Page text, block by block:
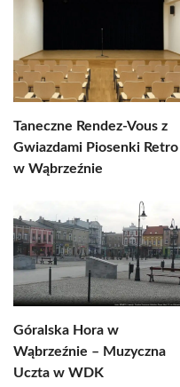
Taneczne Rendez-Vous z
Gwiazdami Piosenki Retro
w Wąbrzeźnie
Góralska Hora w
Wąbrzeźnie – Muzyczna
Uczta w WDK